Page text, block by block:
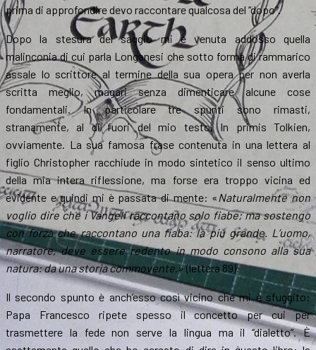
prima di approfondire devo raccontare qualcosa del “dopo”.
Dopo la stesura del saggio mi è venuta addosso quella
malinconia di cui parla Longanesi che sotto forma di rammarico
assale lo scrittore al termine della sua opera per non averla
scritta meglio, magari senza dimenticare alcune cose
fondamentali. In particolare tre spunti sono rimasti,
stranamente, al di fuori del mio testo. In primis Tolkien,
ovviamente. La sua famosa frase contenuta in una lettera al
figlio Christopher racchiude in modo sintetico il senso ultimo
della mia intera riflessione, ma forse era troppo vicina ed
evidente e quindi mi è passata di mente: « Naturalmente non
voglio dire che i Vangeli raccontano solo fiabe; ma sostengo
con forza che raccontano una fiaba: la più grande. L’uomo,
narratore, deve essere redento in modo consono alla sua
natura: da una storia commovente.» (lettera 89).
Il secondo spunto è anch’esso così vicino che mi è sfuggito:
Papa Francesco ripete spesso il concetto per cui per
trasmettere la fede non serve la lingua ma il “dialetto”. È